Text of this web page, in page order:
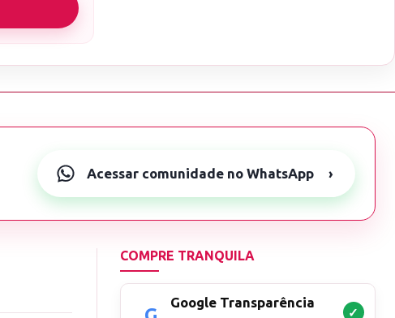
Acessar comunidade no WhatsApp ›
COMPRE TRANQUILA
Google Transparência
✓